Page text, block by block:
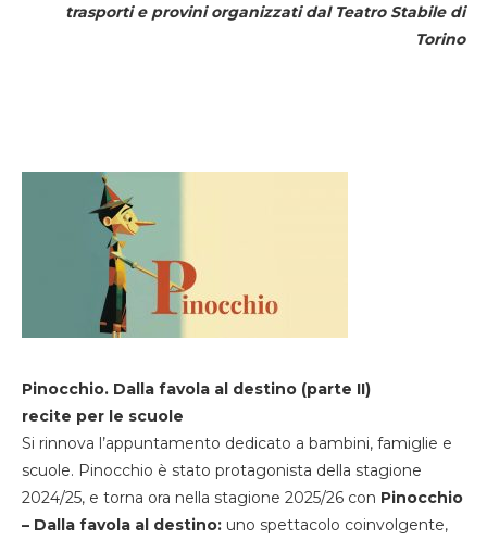
trasporti e provini organizzati dal Teatro Stabile di
Torino
Pinocchio. Dalla favola al destino (parte II)
recite per le scuole
Si rinnova l’appuntamento dedicato a bambini, famiglie e
scuole. Pinocchio è stato protagonista della stagione
2024/25, e torna ora nella stagione 2025/26 con Pinocchio
– Dalla favola al destino: uno spettacolo coinvolgente,